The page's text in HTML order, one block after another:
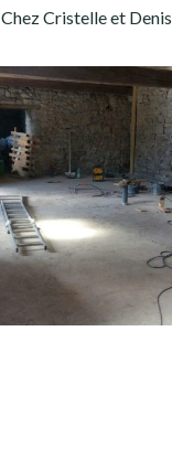
Chez Cristelle et Denis